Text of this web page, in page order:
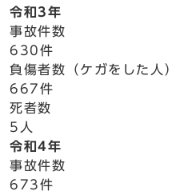
令和3年
事故件数
630件
負傷者数（ケガをした人）
667件
死者数
5人
令和4年
事故件数
673件